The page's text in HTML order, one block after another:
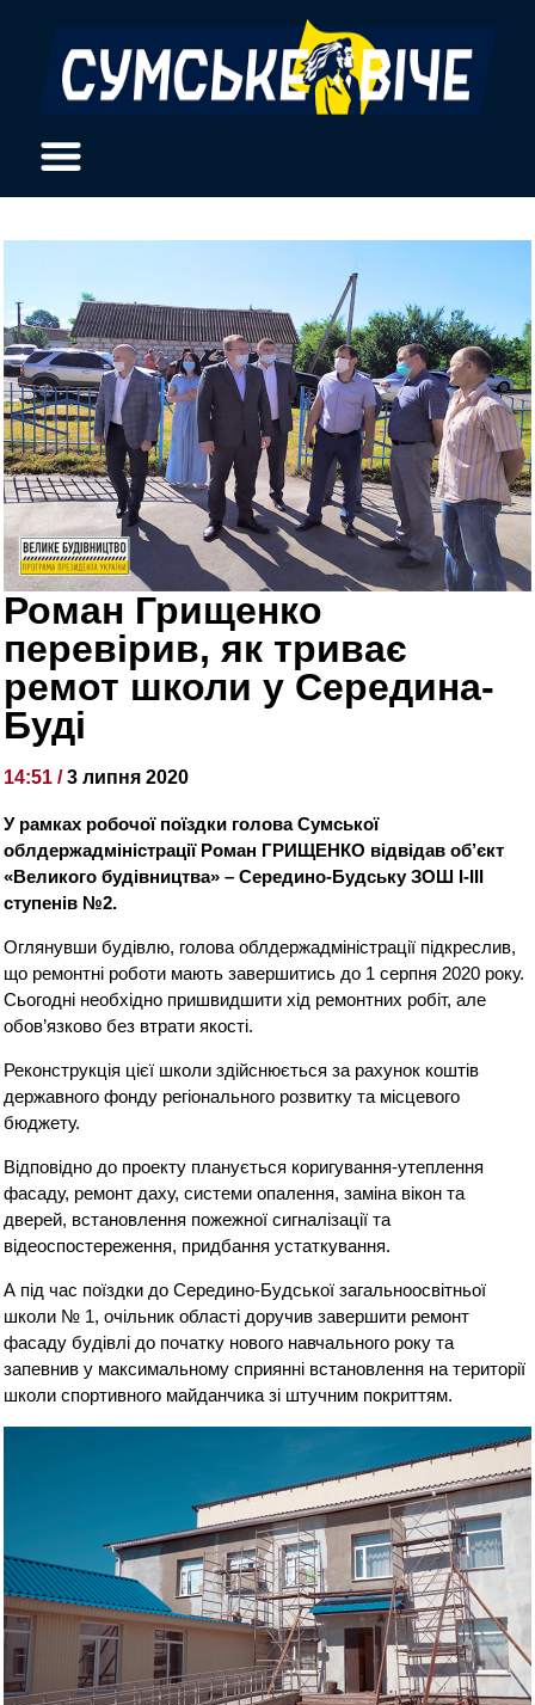
Роман Грищенко
перевірив, як триває
ремот школи у Середина-
Буді
14:51 /3 липня 2020
У рамках робочої поїздки голова Сумської
облдержадміністрації Роман ГРИЩЕНКО відвідав об’єкт
«Великого будівництва» – Середино-Будську ЗОШ І-ІІІ
ступенів №2.
Оглянувши будівлю, голова облдержадміністрації підкреслив,
що ремонтні роботи мають завершитись до 1 серпня 2020 року.
Сьогодні необхідно пришвидшити хід ремонтних робіт, але
обов’язково без втрати якості.
Реконструкція цієї школи здійснюється за рахунок коштів
державного фонду регіонального розвитку та місцевого
бюджету.
Відповідно до проекту планується коригування-утеплення
фасаду, ремонт даху, системи опалення, заміна вікон та
дверей, встановлення пожежної сигналізації та
відеоспостереження, придбання устаткування.
А під час поїздки до Середино-Будської загальноосвітньої
школи № 1, очільник області доручив завершити ремонт
фасаду будівлі до початку нового навчального року та
запевнив у максимальному сприянні встановлення на території
школи спортивного майданчика зі штучним покриттям.